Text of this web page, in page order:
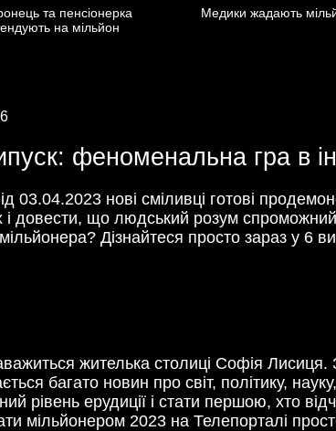
та пенсіонерка
на мільйон
Медики жадають
феноменальна гра в
03.04.2023 нові сміливці готові
і довести, що людський розум
Дізнайтеся просто зараз у 6
жителька столиці Софія
багато новин про світ, політику,
рівень ерудиції і стати першою, хто
мільйонером 2023 на Телепорталі